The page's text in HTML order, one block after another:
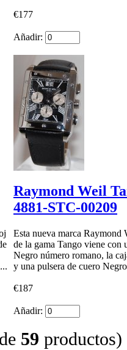
€177
Añadir:
Raymond Weil
4881-STC-00209
Esta nueva marca Raymond
de la gama Tango viene con
Negro número romano, la
y una pulsera de cuero
€187
Añadir:
59 productos)